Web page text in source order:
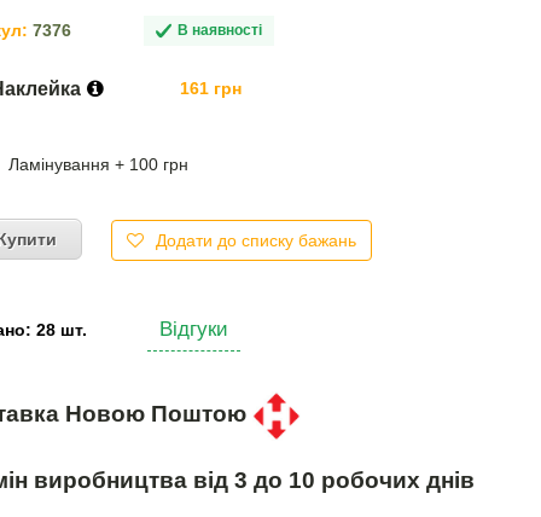
7376 В наявності
161 грн
Ламінування + 100 грн
Додати до списку бажань
28 шт. Відгуки
Новою Поштою
виробництва від 3 до 10 робочих днів